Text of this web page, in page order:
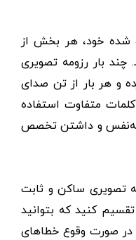
شده خود، هر بخش از
بار رزومه تصویری
و هر بار از تن صدای
متفاوت استفاده
به‌نفس و داشتن تخصص
تصویری ساکن و ثابت
کنید که بتوانید
در صورت وقوع خطاهای